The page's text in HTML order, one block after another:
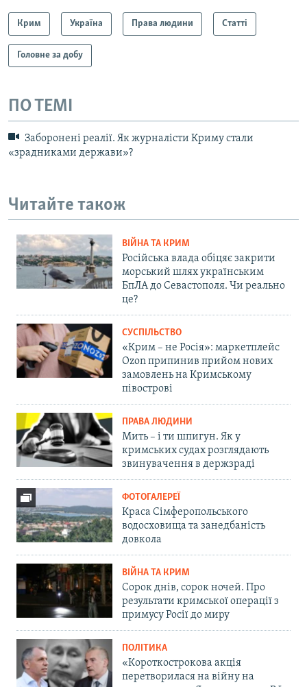
Крим Україна Права людини Статті
Головне за добу
ПО ТЕМІ
Заборонені реалії. Як журналісти Криму стали
«зрадниками держави»?
Читайте також
ВІЙНА ТА КРИМ
Російська влада обіцяє закрити
морський шлях українським
БпЛА до Севастополя. Чи реально
це?
СУСПІЛЬСТВО
«Крим – не Росія»: маркетплейс
Ozon припинив прийом нових
замовлень на Кримському
півострові
ПРАВА ЛЮДИНИ
Мить – і ти шпигун. Як у
кримських судах розглядають
звинувачення в держзраді
ФОТОГАЛЕРЕЇ
Краса Сімферопольського
водосховища та занедбаність
довкола
ВІЙНА ТА КРИМ
Сорок днів, сорок ночей. Про
результати кримської операції з
примусу Росії до миру
ПОЛІТИКА
«Короткострокова акція
перетворилася на війну на